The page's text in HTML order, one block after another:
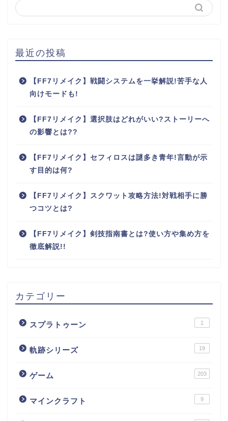
最近の投稿
【FF7リメイク】戦闘システムを一挙解説!苦手な人
向けモードも!
【FF7リメイク】選択肢はどれがいい?ストーリーへ
の影響とは??
【FF7リメイク】セフィロスは謎多き青年!言動が示
す目的は何?
【FF7リメイク】スクワット攻略方法!対戦相手に勝
つコツとは?
【FF7リメイク】剣技指南書とは?使い方や集め方を
徹底解説!!
カテゴリー
スプラトゥーン 1
軌跡シリーズ 19
ゲーム 203
マインクラフト 9